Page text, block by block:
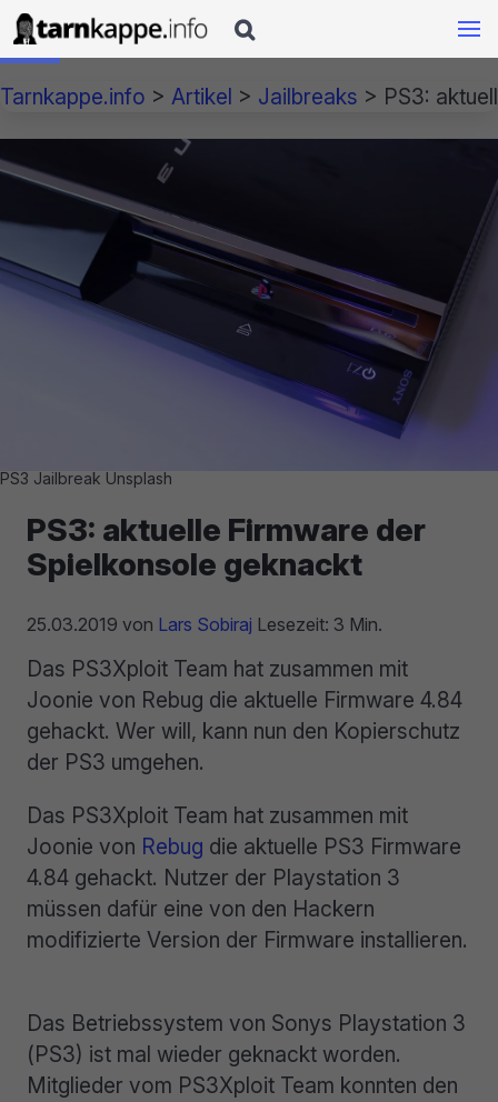

Tarnkappe.info > Artikel > Jailbreaks > PS3:
PS3 Jailbreak Unsplash
PS3: aktuelle Firmware der
Spielkonsole geknackt
25.03.2019 von Lars Sobiraj Lesezeit: 3 Min.
Das PS3Xploit Team hat zusammen mit
Joonie von Rebug die aktuelle Firmware 4.84
gehackt. Wer will, kann nun den Kopierschutz
der PS3 umgehen.
Das PS3Xploit Team hat zusammen mit
Joonie von Rebug die aktuelle PS3 Firmware
4.84 gehackt. Nutzer der Playstation 3
müssen dafür eine von den Hackern
modifizierte Version der Firmware installieren.
Das Betriebssystem von Sonys Playstation 3
(PS3) ist mal wieder geknackt worden.
Mitglieder vom PS3Xploit Team konnten den